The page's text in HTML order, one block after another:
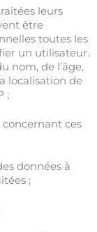
leurs
être
toutes les
un utilisateur.
nom, de l’âge,
localisation de
;
ces
données à
;